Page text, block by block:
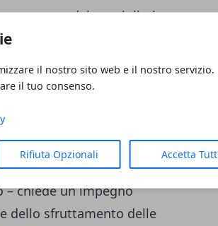
il nostro sito web e il nostro servizio.
il tuo consenso.
Rifiuta Opzionali Accetta
presentata dai consiglieri
contrastare la
note come “puff”, tra
con l’obiettivo di
da Kaabour,
Finocchio, Frigerio,
– chiede un impegno
dello sfruttamento delle